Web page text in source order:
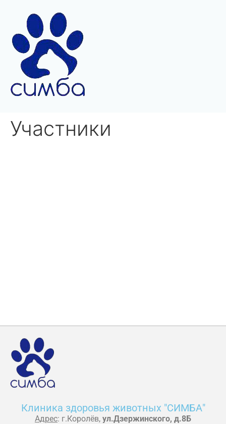
Участники
Клиника здоровья животных "СИМБА"
Адрес: г.Королёв, ул.Дзержинского, д.8Б